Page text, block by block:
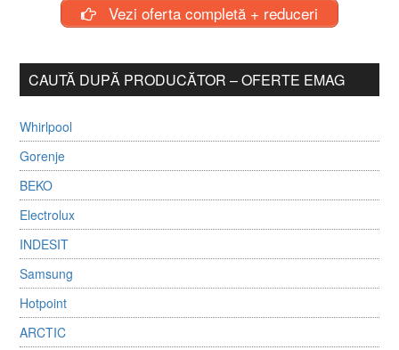
Vezi oferta completă + reduceri
CAUTĂ DUPĂ PRODUCĂTOR – OFERTE EMAG
Whirlpool
Gorenje
BEKO
Electrolux
INDESIT
Samsung
Hotpoint
ARCTIC